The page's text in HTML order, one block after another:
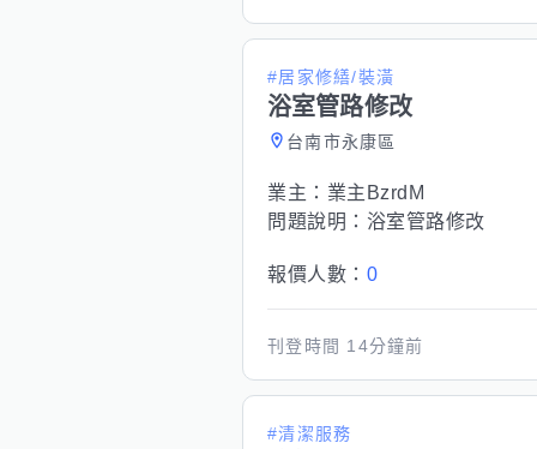
#居家修繕/裝潢
浴室管路修改
台南市永康區
業主： 業主BzrdM
問題說明： 浴室管路修改
報價人數： 0
刊登時間 14分鐘前
#清潔服務